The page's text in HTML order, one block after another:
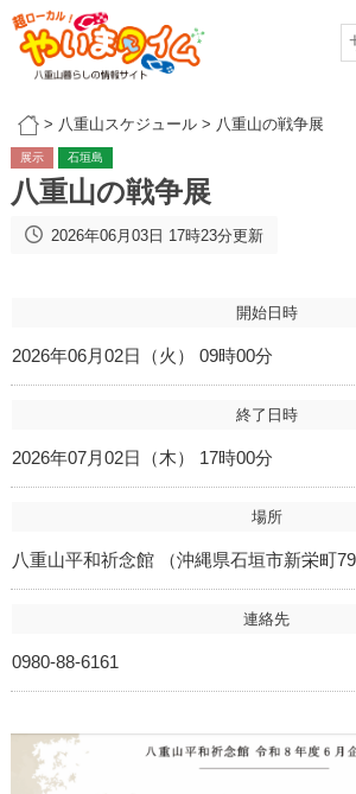
> 八重山スケジュール> 八重山の戦争展
展示 石垣島
八重山の戦争展
2026年06月03日 17時23分更新
開始日時
2026年06月02日（火） 09時00分
終了日時
2026年07月02日（木） 17時00分
場所
八重山平和祈念館 （沖縄県石垣市新栄町79
連絡先
0980-88-6161